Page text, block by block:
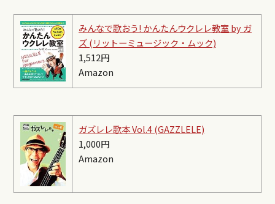
みんなで歌おう! かんたんウクレレ教室 by ガ
ズ (リットーミュージック・ムック)
1,512円
Amazon
ガズレレ歌本 Vol.4 (GAZZLELE)
1,000円
Amazon